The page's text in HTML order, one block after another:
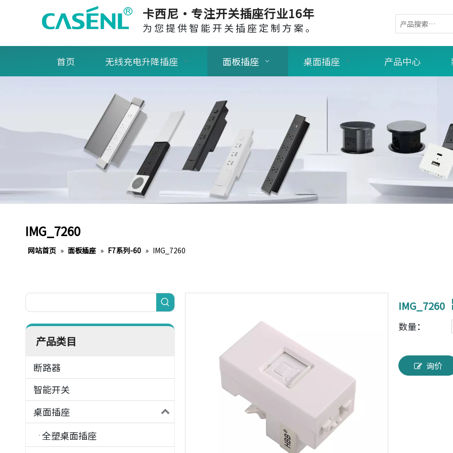
卡西尼·专注开关插座行业16年
为您提供智能开关插座定制方案。
首页 无线充电升降插座 面板插座 桌面插座 产品中心
IMG_7260
网站首页 » 面板插座 » F7系列-60 » IMG_7260
产品类目
断路器
智能开关
桌面插座
全塑桌面插座
IMG_7260
数量：
询价